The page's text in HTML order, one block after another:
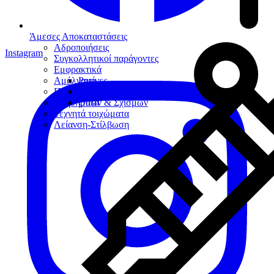
Άμεσες Αποκαταστάσεις
Αδροποιήσεις
Συγκολλητικοί παράγοντες
Εμφρακτικά
Ρητίνες
Οπών & Σχισμών
Αμάλγαμα
Προσωρινά εμφρακτικά
Βοηθήματα
Τεχνητά τοιχώματα
Λείανση-Στίλβωση
Instagram